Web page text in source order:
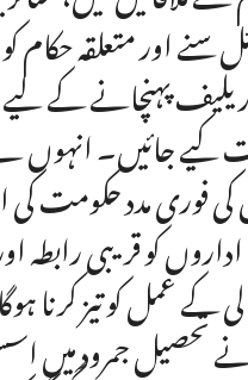
سنے اور متعلقہ حکام
پہنچانے کے لیے
کیے جائیں۔ انہوں
کی فوری مدد حکومت
کو قریبی
کے عمل کو تیز کرنا
تحصیل جمرود میں